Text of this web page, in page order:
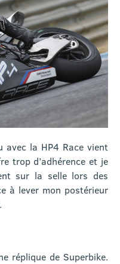
avec la HP4 Race vient
trop d’adhérence et je
sur la selle lors des
à lever mon postérieur
réplique de Superbike.